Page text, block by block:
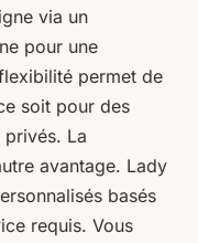
via un
pour une
permet de
soit pour des
La
avantage. Lady
basés
requis. Vous